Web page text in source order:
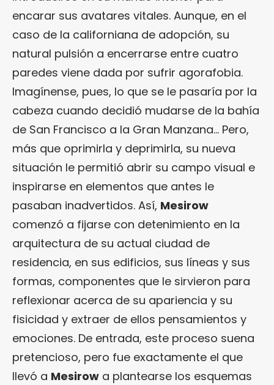
encarar sus avatares vitales. Aunque, en el
caso de la californiana de adopción, su
natural pulsión a encerrarse entre cuatro
paredes viene dada por sufrir agorafobia.
Imagínense, pues, lo que se le pasaría por la
cabeza cuando decidió mudarse de la bahía
de San Francisco a la Gran Manzana… Pero,
más que oprimirla y deprimirla, su nueva
situación le permitió abrir su campo visual e
inspirarse en elementos que antes le
pasaban inadvertidos. Así, Mesirow
comenzó a fijarse con detenimiento en la
arquitectura de su actual ciudad de
residencia, en sus edificios, sus líneas y sus
formas, componentes que le sirvieron para
reflexionar acerca de su apariencia y su
fisicidad y extraer de ellos pensamientos y
emociones. De entrada, este proceso suena
pretencioso, pero fue exactamente el que
llevó a Mesirow a plantearse los esquemas